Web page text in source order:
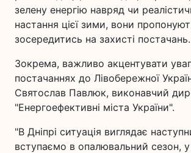
зелену енергію навряд чи
настання цієї зими, вони
зосередитись на захисті постачань.
Зокрема, важливо акцентувати
постачаннях до Лівобережної
Святослав Павлюк, виконавчий
"Енергоефективні міста України".
"В Дніпрі ситуація виглядає
вступаємо в опалювальний сезон,